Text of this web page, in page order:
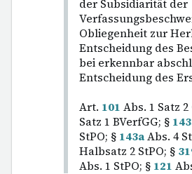
der Subsidiarität der
Obliegenheit zur
Entscheidung des
bei erkennbar
Entscheidung des
Art. 101 Abs. 1 Satz 2
Satz 1 BVerfGG; §
StPO; § 143aAbs. 4
Halbsatz 2 StPO; §
Abs. 1 StPO; § 121